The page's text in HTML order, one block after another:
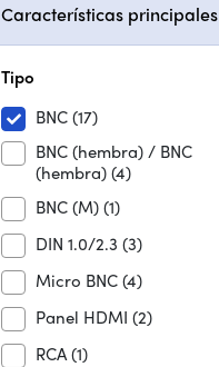
Características principales
Tipo
BNC(17)
BNC (hembra) / BNC
(hembra)(4)
BNC (M)(1)
DIN 1.0/2.3 (3)
Micro BNC(4)
Panel HDMI (2)
RCA(1)